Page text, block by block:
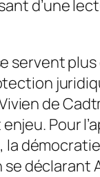
d’une
servent
de
Pour
déclarant